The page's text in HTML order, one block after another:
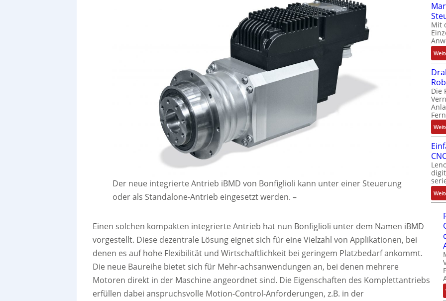
Der neue integrierte Antrieb iBMD von Bonfiglioli kann unter einer Steuerung
oder als Standalone-Antrieb eingesetzt werden. –
Einen solchen kompakten integrierte Antrieb hat nun Bonfiglioli unter dem Namen iBMD
vorgestellt. Diese dezentrale Lösung eignet sich für eine Vielzahl von Applikationen, bei
denen es auf hohe Flexibilität und Wirtschaftlichkeit bei geringem Platzbedarf ankommt.
Die neue Baureihe bietet sich für Mehr-achsanwendungen an, bei denen mehrere
Motoren direkt in der Maschine angeordnet sind. Die Eigenschaften des Komplettantriebs
erfüllen dabei anspruchsvolle Motion-Control-Anforderungen, z.B. in der
Mit
Die